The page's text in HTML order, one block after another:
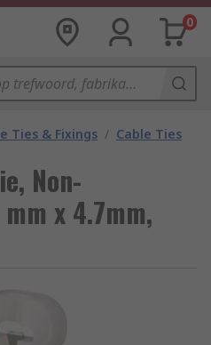
0
Ties & Fixings / Cable Ties
Non-
x 4.7mm,